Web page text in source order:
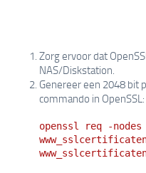
Zorg ervoor dat
NAS/Diskstation.
Genereer een 2048 bit
commando in OpenSSL:
openssl req -